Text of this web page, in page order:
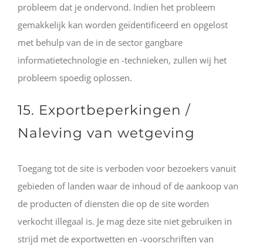
probleem dat je ondervond. Indien het probleem
gemakkelijk kan worden geïdentificeerd en opgelost
met behulp van de in de sector gangbare
informatietechnologie en -technieken, zullen wij het
probleem spoedig oplossen.
15. Exportbeperkingen /
Naleving van wetgeving
Toegang tot de site is verboden voor bezoekers vanuit
gebieden of landen waar de inhoud of de aankoop van
de producten of diensten die op de site worden
verkocht illegaal is. Je mag deze site niet gebruiken in
strijd met de exportwetten en -voorschriften van